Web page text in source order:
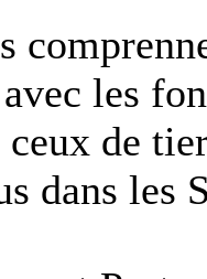
les
de
dans les